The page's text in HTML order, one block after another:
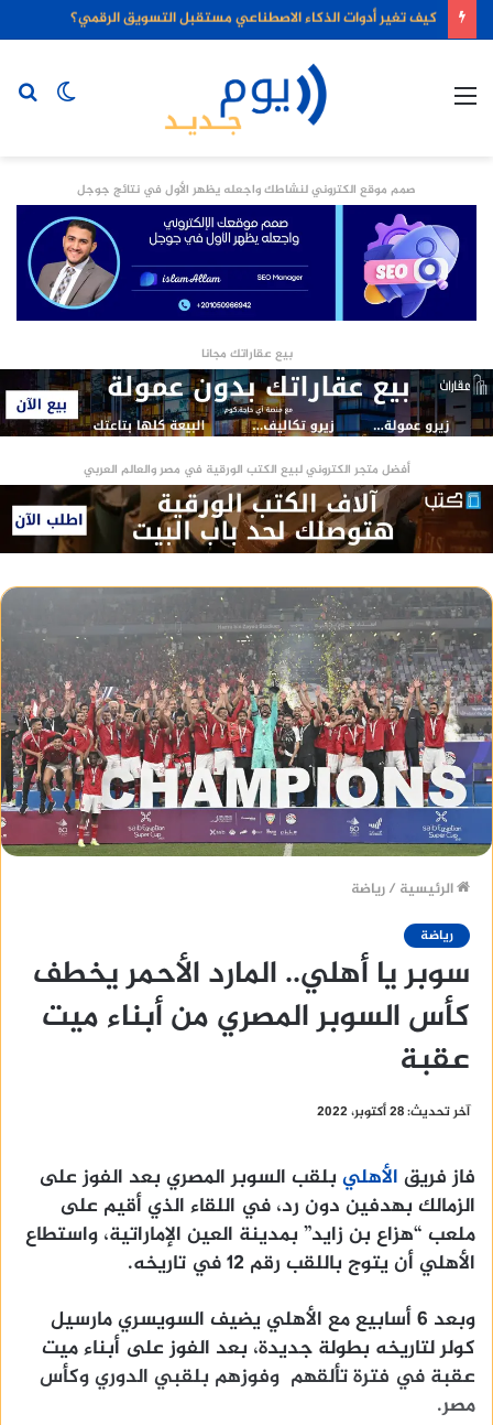
كيف تغير أدوات الذكاء الاصطناعي مستقبل التسويق الرقمي؟
الوضع
صمم موقع الكتروني لنشاطك واجعله يظهر الأول في نتائج جوجل
بيع عقاراتك مجانا
أفضل متجر الكتروني لبيع الكتب الورقية في مصر والعالم العربي
الرئيسية /رياضة
رياضة
سوبر يا أهلي.. المارد الأحمر يخطف
كأس السوبر المصري من أبناء ميت
عقبة
آخر تحديث: 28 أكتوبر، 2022
فاز فريق الأهلي بلقب السوبر المصري بعد الفوز على
الزمالك بهدفين دون رد، في اللقاء الذي أقيم على
ملعب “هزاع بن زايد” بمدينة العين الإماراتية، واستطاع
الأهلي أن يتوج باللقب رقم 12 في تاريخه.
وبعد 6 أسابيع مع الأهلي يضيف السويسري مارسيل
كولر لتاريخه بطولة جديدة، بعد الفوز على أبناء ميت
عقبة في فترة تألقهم وفوزهم بلقبي الدوري وكأس
مصر.